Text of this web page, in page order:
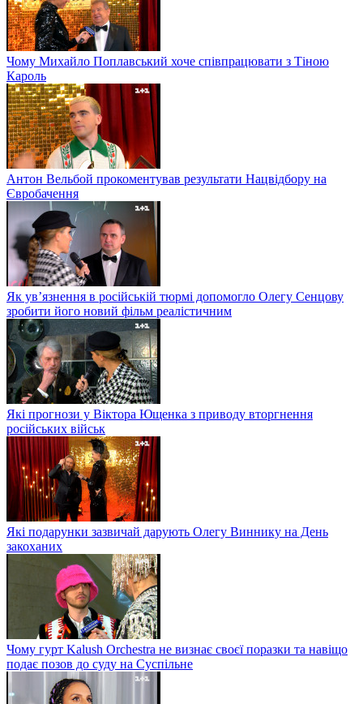
Чому Михайло Поплавський хоче співпрацювати з Тіною
Кароль
Антон Вельбой прокоментував результати Нацвідбору на
Євробачення
Як ув’язнення в російській тюрмі допомогло Олегу Сенцову
зробити його новий фільм реалістичним
Які прогнози у Віктора Ющенка з приводу вторгнення
російських військ
Які подарунки зазвичай дарують Олегу Виннику на День
закоханих
Чому гурт Kalush Orchestra не визнає своєї поразки та навіщо
подає позов до суду на Суспільне